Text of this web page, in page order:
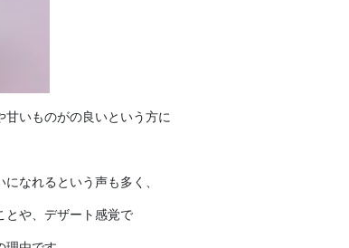
甘いものがの良いという方に
なれるという声も多く、
とや、デザート感覚で